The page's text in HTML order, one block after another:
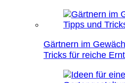
Gärtnern im
Tricks für reiche